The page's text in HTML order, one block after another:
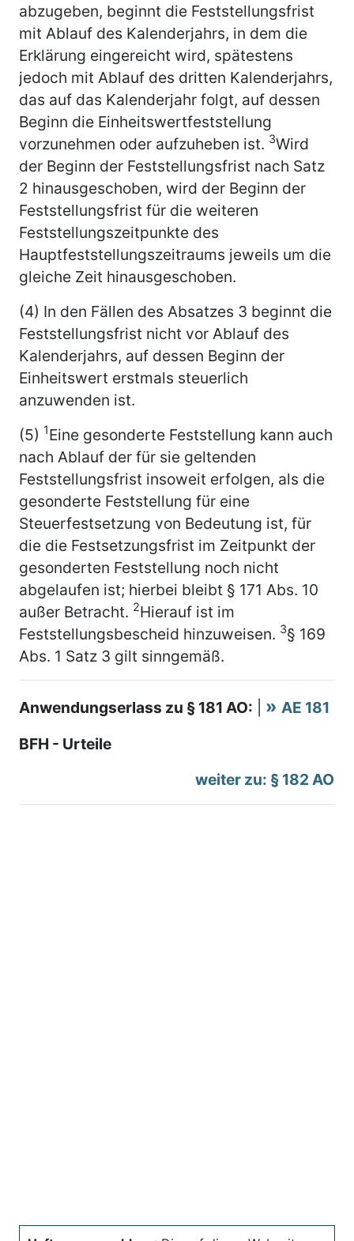
abzugeben, beginnt die Feststellungsfrist
mit Ablauf des Kalenderjahrs, in dem die
Erklärung eingereicht wird, spätestens
jedoch mit Ablauf des dritten Kalenderjahrs,
das auf das Kalenderjahr folgt, auf dessen
Beginn die Einheitswertfeststellung
vorzunehmen oder aufzuheben ist. 3Wird
der Beginn der Feststellungsfrist nach Satz
2 hinausgeschoben, wird der Beginn der
Feststellungsfrist für die weiteren
Feststellungszeitpunkte des
Hauptfeststellungszeitraums jeweils um die
gleiche Zeit hinausgeschoben.
(4) In den Fällen des Absatzes 3 beginnt die
Feststellungsfrist nicht vor Ablauf des
Kalenderjahrs, auf dessen Beginn der
Einheitswert erstmals steuerlich
anzuwenden ist.
(5) 1Eine gesonderte Feststellung kann auch
nach Ablauf der für sie geltenden
Feststellungsfrist insoweit erfolgen, als die
gesonderte Feststellung für eine
Steuerfestsetzung von Bedeutung ist, für
die die Festsetzungsfrist im Zeitpunkt der
gesonderten Feststellung noch nicht
abgelaufen ist; hierbei bleibt § 171 Abs. 10
außer Betracht. 2Hierauf ist im
Feststellungsbescheid hinzuweisen. 3§ 169
Abs. 1 Satz 3 gilt sinngemäß.
Anwendungserlass zu § 181 AO:
AE 181
BFH - Urteile
weiter zu: § 182 AO